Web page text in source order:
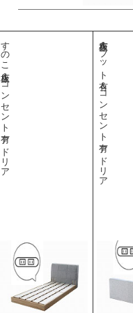
すのこ床板＆コンセント有 アドリア 布床板＆フット有＆コンセント有 アドリア